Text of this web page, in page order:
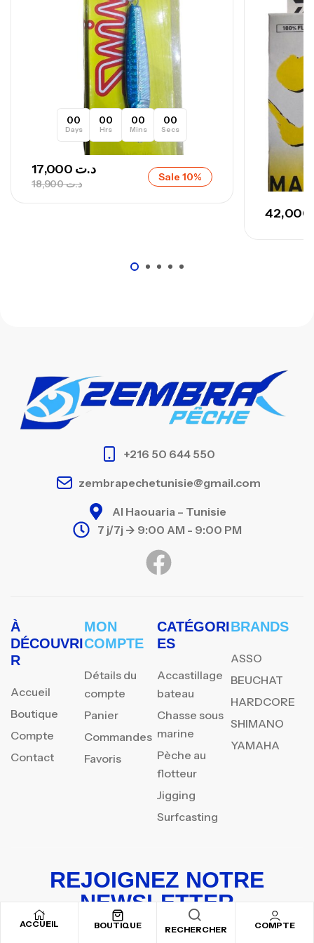
Cannes Surfcasting
د.ت748,000
د.ت673,000
00
Days
00
Hrs
00
Mins
00
Secs
د.ت18,900
د.ت Sale 10%
ACCUEIL BOUTIQUE RECHERCHER COMPTE
+216 50 644 550
zembrapechetunisie@gmail.com
Al Haouaria – Tunisie
7 j/7j -> 9:00 AM - 9:00 PM
À
DÉCOUVRI
R
Accueil
Boutique
Compte
Contact
MON
COMPTE
Détails du
compte
Panier
Commandes
Favoris
CATÉGORI
ES
Accastillage
bateau
Chasse sous
marine
Pèche au
flotteur
Jigging
Surfcasting
BRANDS
ASSO
BEUCHAT
HARDCORE
SHIMANO
YAMAHA
REJOIGNEZ NOTRE
NEWSLETTER
Inscrivez-vous pour recevoir nos offres spéciales